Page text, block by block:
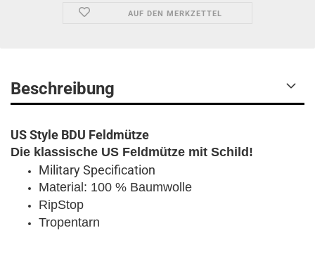
AUF DEN MERKZETTEL
Beschreibung
US Style BDU Feldmütze
Die klassische US Feldmütze mit Schild!
Military Specification
Material: 100 % Baumwolle
RipStop
Tropentarn